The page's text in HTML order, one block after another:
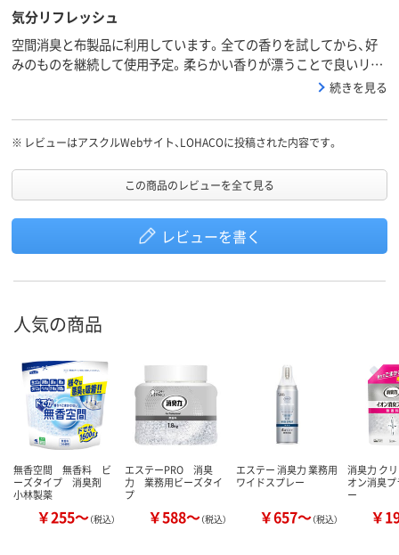
気分リフレッシュ
空間消臭と布製品に利用しています。全ての香りを試してから、好
みのものを継続して使用予定。柔らかい香りが漂うことで良いリフ
続きを見る
※ レビューはアスクルWebサイト、LOHACOに投稿された内容です。
この商品のレビューを全て見る
レビューを書く
人気の商品
無香空間 無香料 ビ
ーズタイプ 消臭剤
小林製薬
￥255～（税込）
エステーPRO 消臭
力 業務用ビーズタイ
プ
￥588～（税込）
エステー 消臭力 業務用
ワイドスプレー
￥657～（税込）
消臭力 ク
オン消臭
ー
￥